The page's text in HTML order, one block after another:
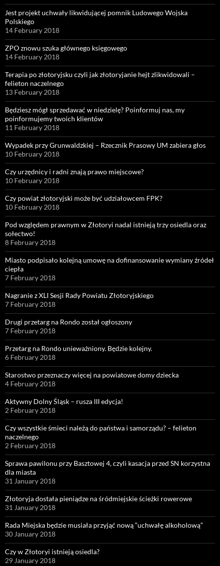
Jest projekt uchwały likwidującej pomnik Ludowego Wojska
Polskiego
14 February 2018
ZPO znowu szuka głównego księgowego
14 February 2018
Terapia po złotoryjsku czyli jak złotoryjanie hejt zlikwidowali –
felieton naczelnego
13 February 2018
Będziesz mógł sprzedawać w niedzielę? Poinformuj nas, my
poinformujemy twoich klientów
11 February 2018
Wypadek przy Grunwaldzkiej – Rzecznik Prasowy UM zabiera głos
10 February 2018
Czy urzędnicy i radni znają prawo miejscowe?
10 February 2018
Czy powiat złotoryjski może być udziałowcem FPK?
10 February 2018
Pod względem prawnym w Złotoryi nadal istnieją trzy osiedla oraz
sołectwo!
8 February 2018
Miasto podpisało kolejną umowę na dofinansowanie wymiany źródeł
ciepła
7 February 2018
Nagranie z XLI Sesji Rady Powiatu Złotoryjskiego
7 February 2018
Drugi przetarg na Rondo został ogłoszony
7 February 2018
Przetarg na Rondo unieważniony. Będzie kolejny.
6 February 2018
Starostwo przeznaczy więcej na powiatowe domy dziecka
4 February 2018
Aktywny Dolny Śląsk – rusza III edycja!
2 February 2018
Czy wszystkie śmieci należą do państwa i samorządu? – felieton
naczelnego
2 February 2018
Sprawa pawilonu przy Basztowej 4, czyli kasacja przed SN korzystna
dla miasta
31 January 2018
Złotoryja dostała pieniądze na śródmiejskie ścieżki rowerowe
31 January 2018
Rada Miejska będzie musiała przyjąć nową “uchwałę alkoholową”
30 January 2018
Czy w Złotoryi istnieją osiedla?
29 January 2018